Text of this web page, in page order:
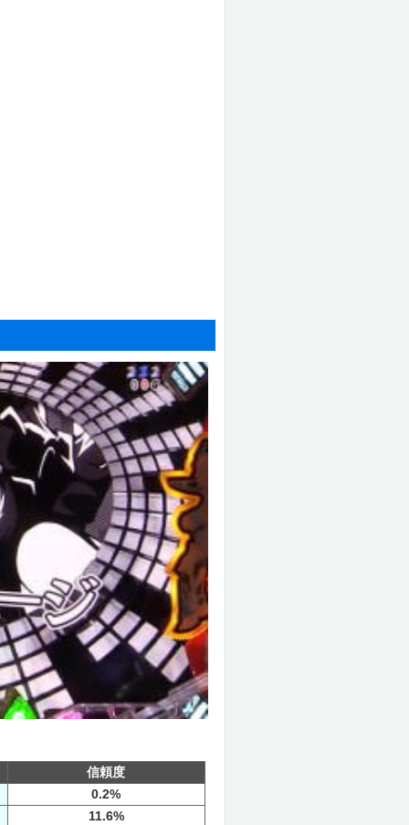
信頼度
0.2%
11.6%